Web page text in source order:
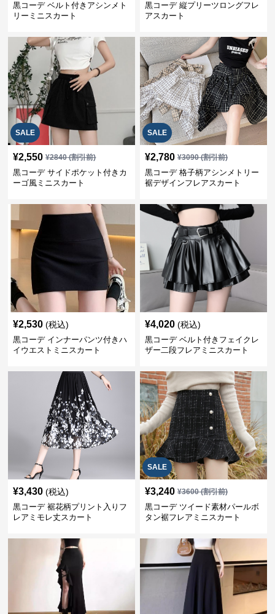
黒コーデ ベルト付きアシンメト
リーミニスカート
黒コーデ 縦プリーツロングフレ
アスカート
SALE
¥2,550 ¥2840(割引前)
黒コーデ サイドポケット付きカ
ーゴ風ミニスカート
SALE
¥2,780 ¥3090(割引前)
黒コーデ 格子柄アシンメトリー
裾デザインフレアスカート
¥2,530 (税込)
黒コーデ インナーパンツ付きハ
イウエストミニスカート
¥4,020 (税込)
黒コーデ ベルト付きフェイクレ
ザー二段フレアミニスカート
¥3,430 (税込)
黒コーデ 裾花柄プリント入りフ
レアミモレ丈スカート
SALE
¥3,240 ¥3600(割引前)
黒コーデ ツイード素材パールボ
タン裾フレアミニスカート